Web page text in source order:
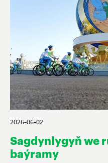
2026-06-02
Sagdynlygyň we
baýramy